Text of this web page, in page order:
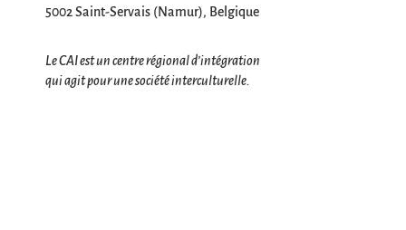
5002 Saint-Servais (Namur), Belgique
Le CAI est un centre régional d’intégration
qui agit pour une société interculturelle.